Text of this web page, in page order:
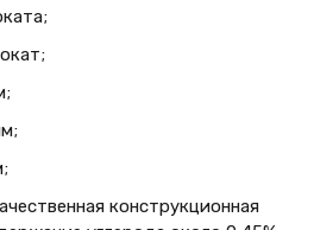
конструкционная